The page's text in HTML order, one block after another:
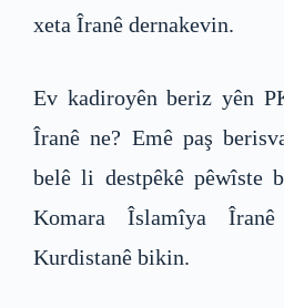
xeta Îranê dernakevin.
Ev kadiroyên beriz yên
Îranê ne? Emê paş
belê li destpêkê pêwîste
Komara Îslamîya
Kurdistanê bikin.